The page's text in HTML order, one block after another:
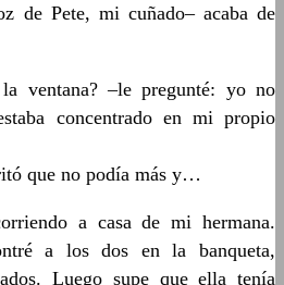
de Pete, mi cuñado– acaba de
ventana? –le pregunté: yo no
concentrado en mi propio
que no podía más y…
a casa de mi hermana.
a los dos en la banqueta,
Luego supe que ella tenía